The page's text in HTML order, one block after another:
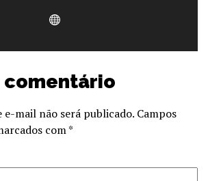
comentário
e-mail não será publicado. Campos
com*